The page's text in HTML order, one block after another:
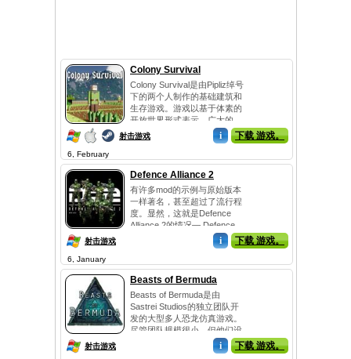
Colony Survival
Colony Survival是由Pipliz绰号
下的两个人制作的基础建筑和
生存游戏。游戏以基于体素的
开放世界形式表示。广大的
土...
射击游戏 i 下载 游戏。
6, February
Defence Alliance 2
有许多mod的示例与原始版本
一样著名，甚至超过了流行程
度。显然，这就是Defence
Alliance 2的情况— Defence
射击游戏 i 下载 游戏。
6, January
Beasts of Bermuda
Beasts of Bermuda是由
Sastrei Studios的独立团队开
发的大型多人恐龙仿真游戏。
尽管团队规模很小，但他们设
射击游戏 i 下载 游戏。